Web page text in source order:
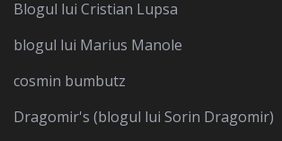
Blogul lui Cristian Lupsa
blogul lui Marius Manole
cosmin bumbutz
Dragomir's (blogul lui Sorin Dragomir)